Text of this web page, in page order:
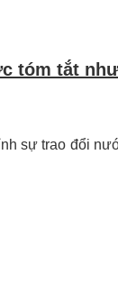
tóm tắt
sự trao đổi